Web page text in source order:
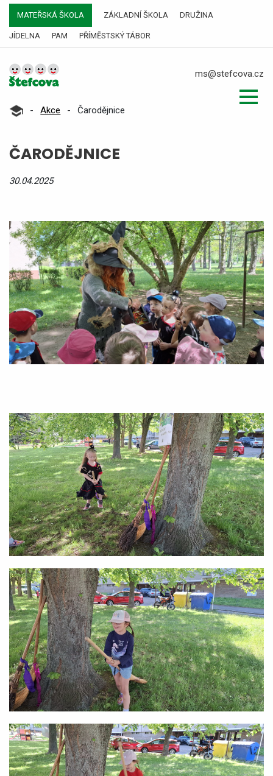
MATEŘSKÁ ŠKOLA ZÁKLADNÍ ŠKOLA DRUŽINA
JÍDELNA PAM PŘÍMĚSTSKÝ TÁBOR
ms@stefcova.cz
- Akce - Čarodějnice
ČARODĚJNICE
30.04.2025